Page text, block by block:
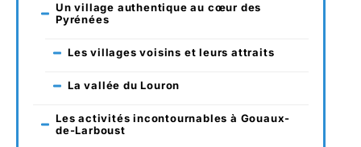
Un village authentique au cœur des
Pyrénées
Les villages voisins et leurs attraits
La vallée du Louron
Les activités incontournables à Gouaux-
de-Larboust